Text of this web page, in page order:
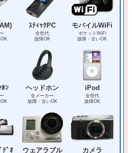
ｽﾃｨｯｸPC
全世代
故障OK
モバイルWiFi
ポケットWiFi
故障・古いOK
ﾎﾝ ヘッドホン
全メーカー
故障・古いOK
iPod
全世代
故障OK
ﾃﾞｵ ウェアラブル カメラ